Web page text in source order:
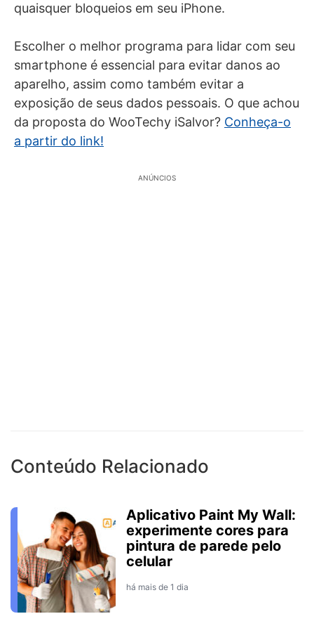
quaisquer bloqueios em seu iPhone.
Escolher o melhor programa para lidar com seu
smartphone é essencial para evitar danos ao
aparelho, assim como também evitar a
exposição de seus dados pessoais. O que achou
da proposta do WooTechy iSalvor? Conheça-o
a partir do link!
ANÚNCIOS
Conteúdo Relacionado
Aplicativo Paint My Wall:
experimente cores para
pintura de parede pelo
celular
há mais de 1 dia